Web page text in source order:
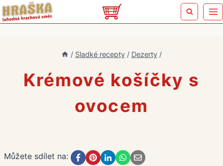
Přeskočit
na
/ Sladké recepty / Dezerty /
Krémové košíčky s
ovocem
Můžete sdílet na: